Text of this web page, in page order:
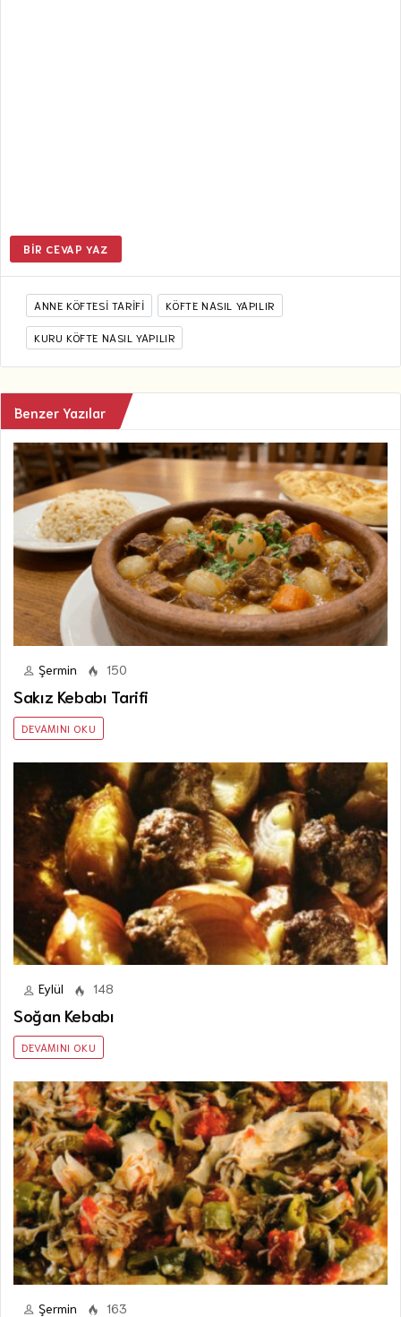
BIR CEVAP YAZ
ANNE KÖFTESI TARIFI KÖFTE NASIL YAPILIR
KURU KÖFTE NASIL YAPILIR
Benzer Yazılar
Şermin 150
Sakız Kebabı Tarifi
DEVAMINI OKU
Eylül 148
Soğan Kebabı
DEVAMINI OKU
Şermin 163